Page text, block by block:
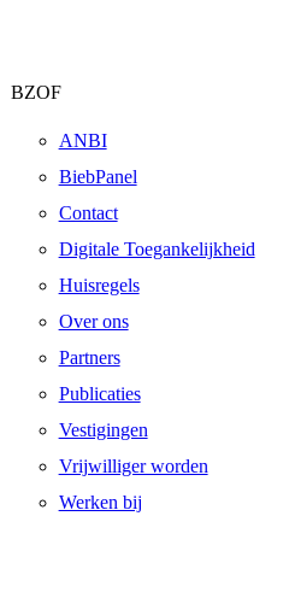
BZOF
ANBI
BiebPanel
Contact
Digitale Toegankelijkheid
Huisregels
Over ons
Partners
Publicaties
Vestigingen
Vrijwilliger worden
Werken bij